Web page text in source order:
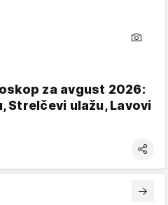
za avgust 2026:
Strelčevi ulažu, Lavovi